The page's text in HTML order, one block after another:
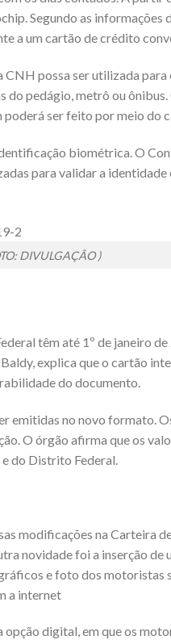
Segundo as informações
a um cartão de crédito
possa ser utilizada
pedágio, metrô ou
ser feito por meio do
biométrica. O
para validar a identidade
DIVULGAÇÃO )
têm até 1º de janeiro de
explica que o cartão
do documento.
emitidas no novo formato.
O órgão afirma que os
do Distrito Federal.
modificações na Carteira
novidade foi a inserção de
e foto dos motoristas
a internet
digital, em que os